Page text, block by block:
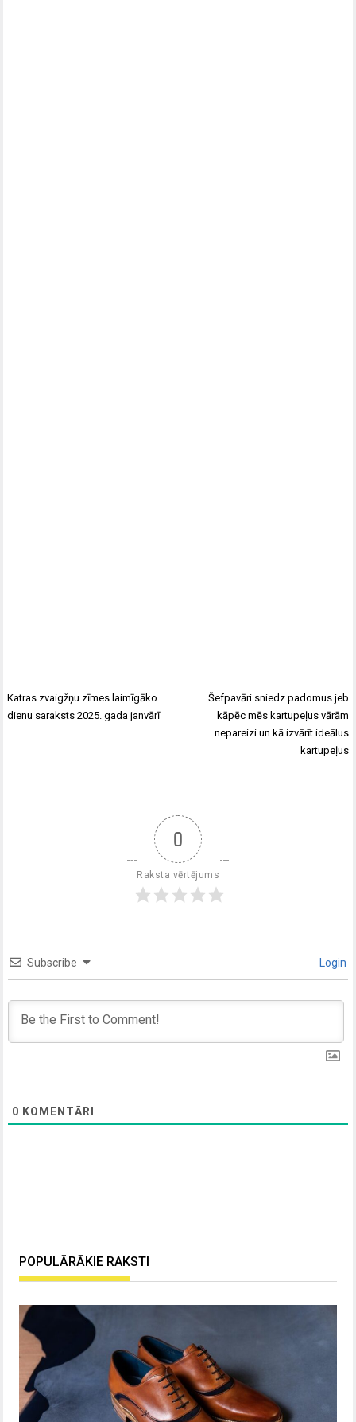
Katras zvaigžņu zīmes laimīgāko
dienu saraksts 2025. gada janvārī
Šefpavāri sniedz padomus jeb
kāpēc mēs kartupeļus vārām
nepareizi un kā izvārīt ideālus
kartupeļus
0
Raksta vērtējums
Subscribe Login
0 KOMENTĀRI
POPULĀRĀKIE RAKSTI